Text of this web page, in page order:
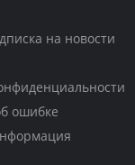
на новости
ошибке